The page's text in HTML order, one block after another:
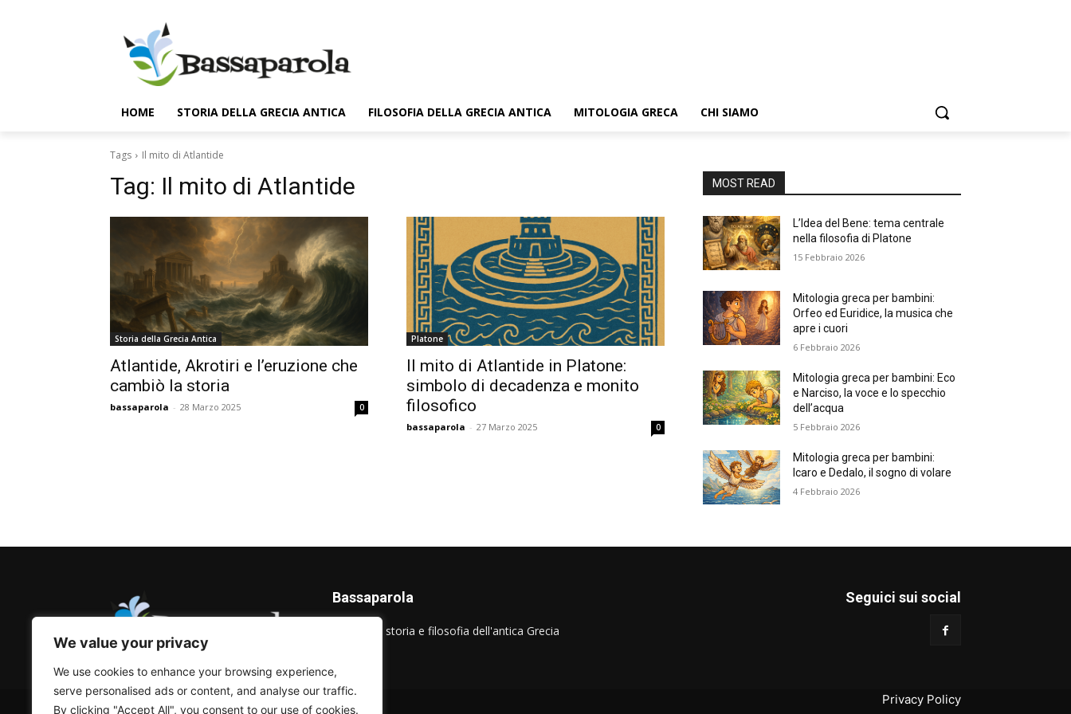
We value your privacy
We use cookies to enhance your browsing experience,
serve personalised ads or content, and analyse our traffic.
By clicking "Accept All", you consent to our use of cookies.
HOME STORIA DELLA GRECIA ANTICA FILOSOFIA DELLA GRECIA ANTICA MITOLOGIA GRECA CHI SIAMO
Tags Il mito di Atlantide
Tag: Il mito di Atlantide
Storia della Grecia Antica
Atlantide, Akrotiri e l’eruzione che
cambiò la storia
bassaparola - 28 Marzo 2025 0
Platone
Il mito di Atlantide in Platone:
simbolo di decadenza e monito
filosofico
bassaparola - 27 Marzo 2025 0
MOST READ
L’Idea del Bene: tema centrale
nella filosofia di Platone
15 Febbraio 2026
Mitologia greca per bambini:
Orfeo ed Euridice, la musica che
apre i cuori
6 Febbraio 2026
Mitologia greca per bambini: Eco
e Narciso, la voce e lo specchio
dell’acqua
5 Febbraio 2026
Mitologia greca per bambini:
Icaro e Dedalo, il sogno di volare
4 Febbraio 2026
Bassaparola
Blog sulla storia e filosofia dell'antica Grecia
Seguici sui social
© Bassaparola.it 2015-2025 Privacy Policy